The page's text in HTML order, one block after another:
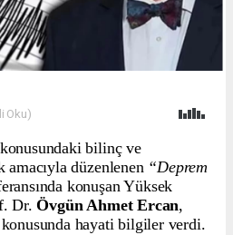
Oku)
konusundaki bilinç ve
amacıyla düzenlenen“Deprem
konuşan Yüksek
Dr.Övgün Ahmet Ercan,
hayati bilgiler verdi.